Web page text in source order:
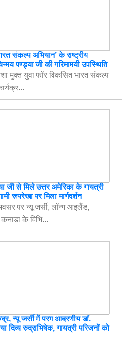
संकल्प अभियान’ के राष्ट्रीय
पण्ड्या जी की गरिमामयी उपस्थिति
मुक्त युवा फॉर विकसित भारत संकल्प
जी से मिले उत्तर अमेरिका के गायत्री
रूपरेखा पर मिला मार्गदर्शन
पर न्यू जर्सी, लॉन्ग आइलैंड,
के विभि...
न्यू जर्सी में परम आदरणीय डॉ.
दिव्य रुद्राभिषेक, गायत्री परिजनों को